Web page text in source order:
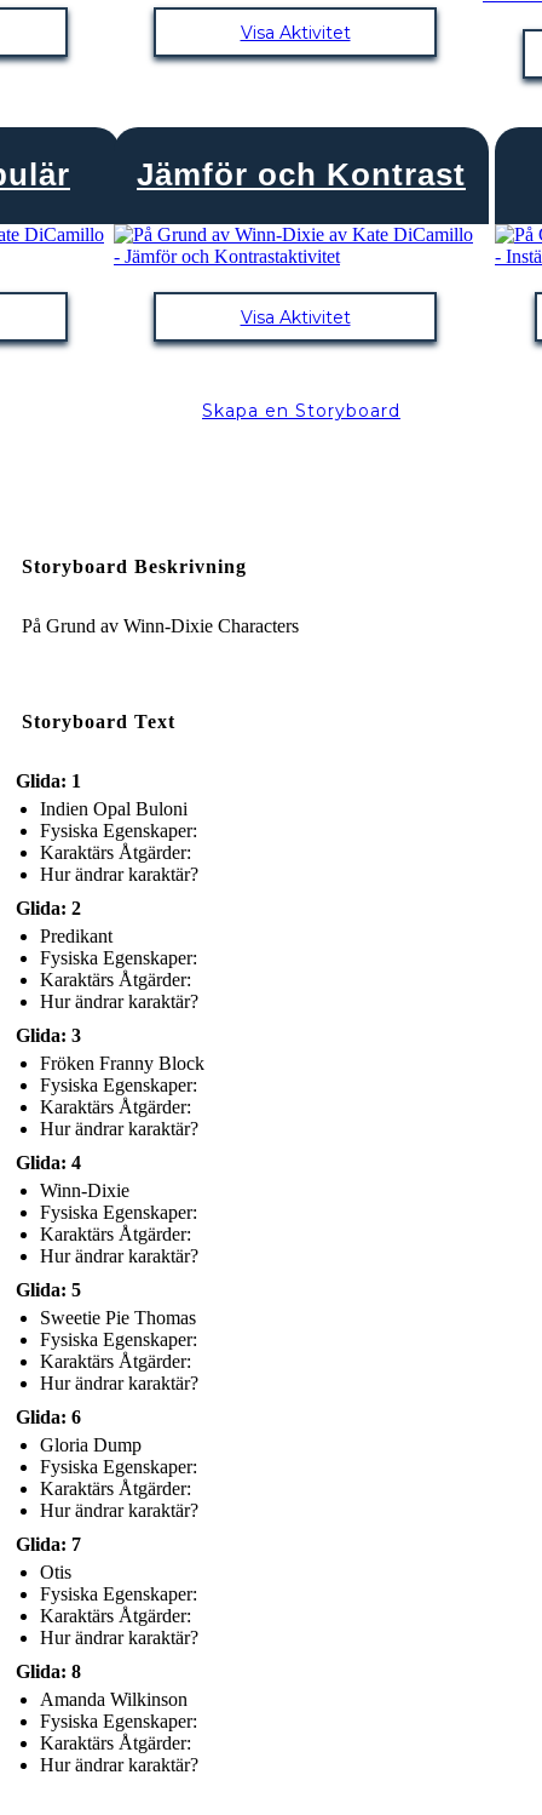
Visa Aktivitet
Jämför och Kontrast
Visa Aktivitet
Skapa en Storyboard
Storyboard Beskrivning
På Grund av Winn-Dixie Characters
Storyboard Text
Glida: 1
Indien Opal Buloni
Fysiska Egenskaper:
Karaktärs Åtgärder:
Hur ändrar karaktär?
Glida: 2
Predikant
Fysiska Egenskaper:
Karaktärs Åtgärder:
Hur ändrar karaktär?
Glida: 3
Fröken Franny Block
Fysiska Egenskaper:
Karaktärs Åtgärder:
Hur ändrar karaktär?
Glida: 4
Winn-Dixie
Fysiska Egenskaper:
Karaktärs Åtgärder:
Hur ändrar karaktär?
Glida: 5
Sweetie Pie Thomas
Fysiska Egenskaper:
Karaktärs Åtgärder:
Hur ändrar karaktär?
Glida: 6
Gloria Dump
Fysiska Egenskaper:
Karaktärs Åtgärder:
Hur ändrar karaktär?
Glida: 7
Otis
Fysiska Egenskaper:
Karaktärs Åtgärder:
Hur ändrar karaktär?
Glida: 8
Amanda Wilkinson
Fysiska Egenskaper:
Karaktärs Åtgärder:
Hur ändrar karaktär?